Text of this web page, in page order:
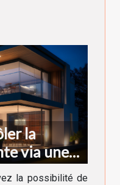
la
via une
la possibilité de